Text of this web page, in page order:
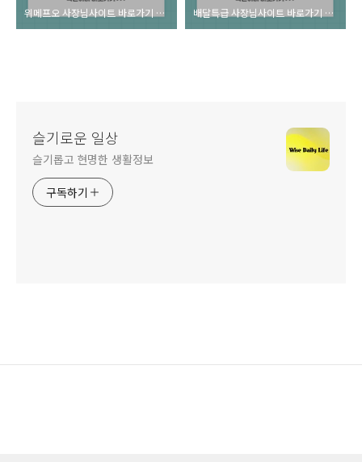
위메프오 사장님사이트 바로가기 이용방법 배달특급 사장님사이트 바로가기 이용방법
슬기로운 일상
슬기롭고 현명한 생활정보
구독하기